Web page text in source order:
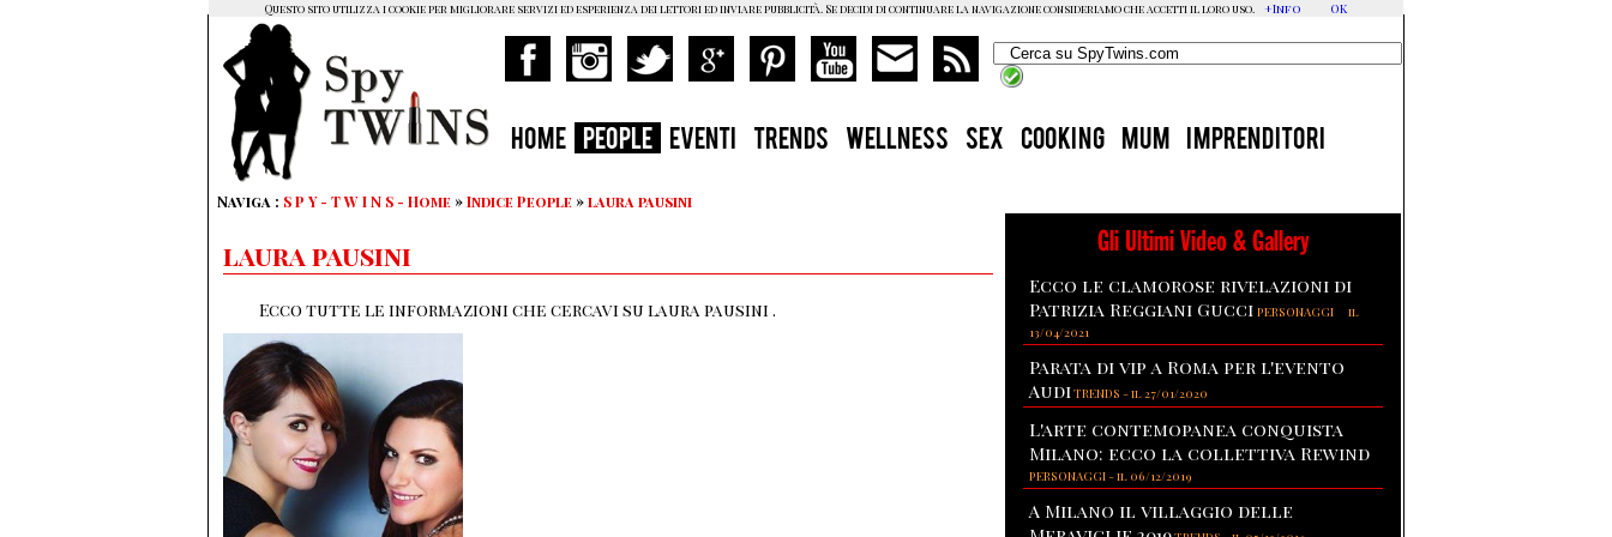
HOME PEOPLE EVENTI TRENDS WELLNESS SEX COOKING MUM IMPRENDITORI
Naviga : S P Y - T W I N S - Home »Indice People »laura pausini
laura pausini
Ecco tutte le informazioni che cercavi su laura pausini .
Gli Ultimi Video & Gallery
Ecco le clamorose rivelazioni di
Patrizia Reggiani Gucci PERSONAGGI
il
13/04/2021
Parata di vip a Roma per l'evento
AudiTRENDS -il 27/01/2020
L'arte contemopanea conquista
Milano: ecco la collettiva Rewind
PERSONAGGI-il 06/12/2019
A Milano il villaggio delle
Questo sito utilizza i cookie per migliorare servizi ed esperienza dei lettori ed inviare pubblicità. Se decidi di continuare la navigazione consideriamo che accetti il loro uso. +Info OK